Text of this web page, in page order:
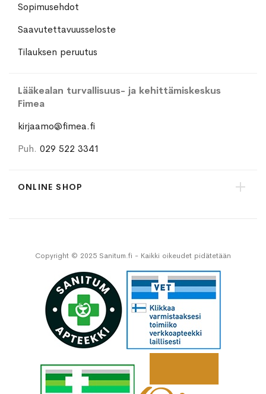
Sopimusehdot
Saavutettavuusseloste
Tilauksen peruutus
Lääkealan turvallisuus- ja kehittämiskeskus
Fimea
kirjaamo@fimea.fi
Puh. 029 522 3341
ONLINE SHOP
Copyright © 2025 Sanitum.fi - Kaikki oikeudet pidätetään